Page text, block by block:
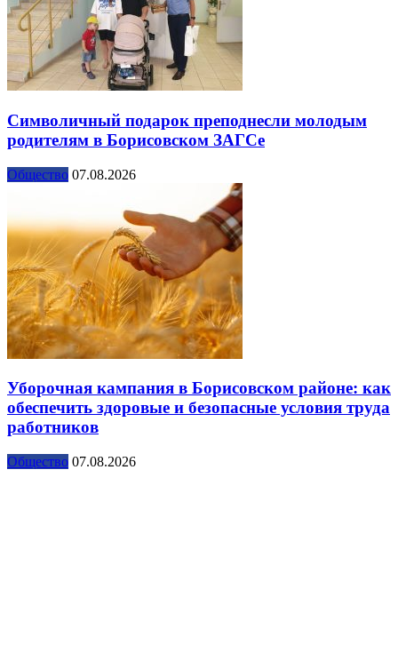
Символичный подарок преподнесли молодым
родителям в Борисовском ЗАГСе
Общество 07.08.2026
Уборочная кампания в Борисовском районе: как
обеспечить здоровые и безопасные условия труда
работников
Общество 07.08.2026